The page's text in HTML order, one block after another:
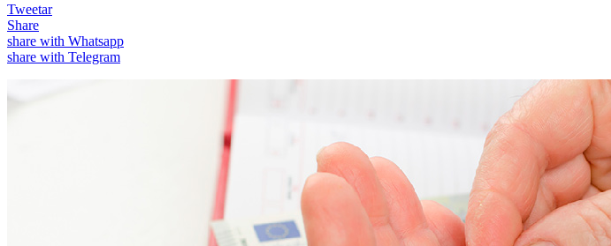
Tweetar
Share
share with Whatsapp
share with Telegram